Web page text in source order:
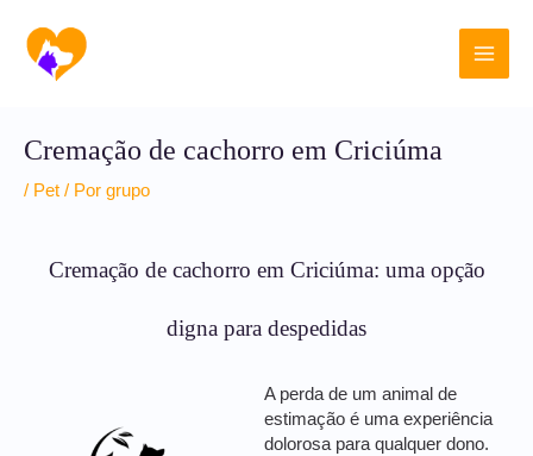
para
conteúdo
Main
Cremação de cachorro em Criciúma
/ Pet / Por grupo
Cremação de cachorro em Criciúma: uma opção
digna para despedidas
A perda de um animal de
estimação é uma experiência
dolorosa para qualquer dono.